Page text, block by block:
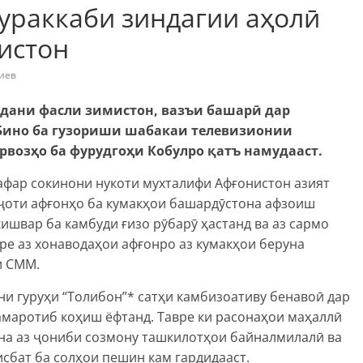
зиндагии аҳолӣ
фасли зимистон, вазъи башарӣ дар
ба гузориши шабакаи телевизионии
ба фурудгоҳи Кобулро қатъ намудааст.
сокинони нукоти мухталифи Афғонистон азият
афғонҳо ба кумакҳои башардӯстона афзоиш
ба камбуди ғизо рӯбарӯ ҳастанд ва аз сармо
аз хонаводаҳои афғонро аз кумакҳои беруна
СММ.
гуруҳи “Толибон”* сатҳи камбизоативу бенавоӣ дар
коҳиш ёфтанд. Тавре ки расонаҳои маҳаллӣ
аз ҷониби созмону ташкилотҳои байналмилалӣ ва
ба солҳои пешин кам гардидааст.